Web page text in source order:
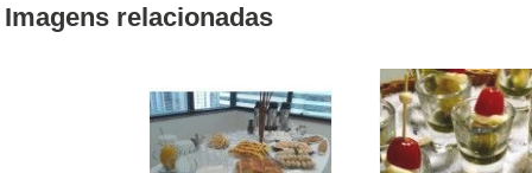
Imagens relacionadas